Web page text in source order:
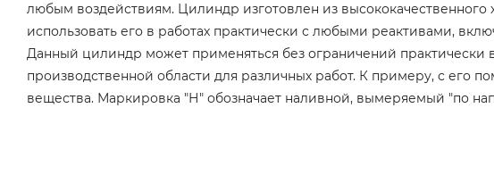
любым воздействиям. Цилиндр изготовлен из высококачественного
использовать его в работах практически с любыми реактивами,
Данный цилиндр может применяться без ограничений практически
производственной области для различных работ. К примеру, с его
вещества. Маркировка "Н" обозначает наливной, вымеряемый "по